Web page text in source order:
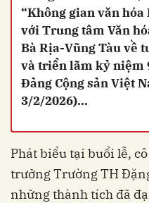
“Không gian văn
với Trung tâm Văn
Bà Rịa-Vũng Tàu về
và triển lãm kỷ niệm
Đảng Cộng sản Việt
3/2/2026)...
Phát biểu tại buổi lễ,
trưởng Trường TH
những thành tích đã